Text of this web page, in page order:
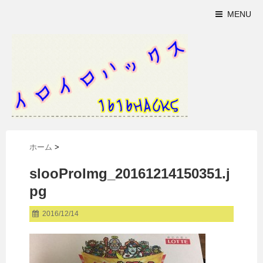
MENU
ホーム >
slooProImg_20161214150351.j
pg
2016/12/14